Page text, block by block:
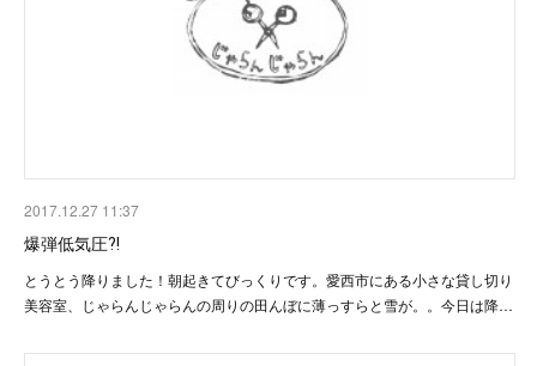
2017.12.27 11:37
爆弾低気圧⁈
とうとう降りました！朝起きてびっくりです。愛西市にある小さな貸し切り
美容室、じゃらんじゃらんの周りの田んぼに薄っすらと雪が。。今日は降…